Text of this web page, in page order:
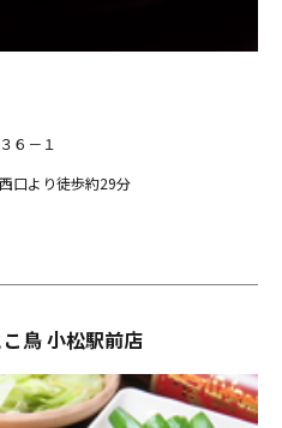
６－１
口より徒歩約29分
鳥 小松駅前店